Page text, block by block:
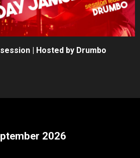
| Hosted by Drumbo
2026